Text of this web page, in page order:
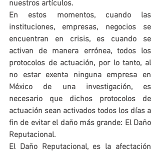
nuestros artículos.
En estos momentos, cuando las
instituciones, empresas, negocios se
encuentran en crisis, es cuando se
activan de manera errónea, todos los
protocolos de actuación, por lo tanto, al
no estar exenta ninguna empresa en
México de una investigación, es
necesario que dichos protocolos de
actuación sean activados todos los días a
fin de evitar el daño más grande: El Daño
Reputacional.
El Daño Reputacional, es la afectación